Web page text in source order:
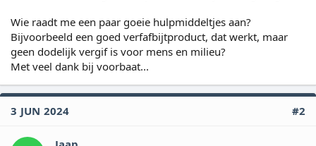
Wie raadt me een paar goeie hulpmiddeltjes aan?
Bijvoorbeeld een goed verfafbijtproduct, dat werkt, maar
geen dodelijk vergif is voor mens en milieu?
Met veel dank bij voorbaat...
3 JUN 2024 #2